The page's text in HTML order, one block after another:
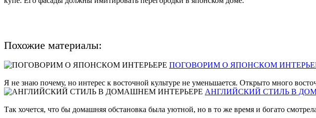
Похожие материалы:
ПОГОВОРИМ О ЯПОНСКОМ
Я не знаю почему, но интерес к восточной культуре не уменьшается. Открыто много
АНГЛИЙСКИЙ СТИЛЬ В
Так хочется, что бы домашняя обстановка была уютной, но в то же время и богато